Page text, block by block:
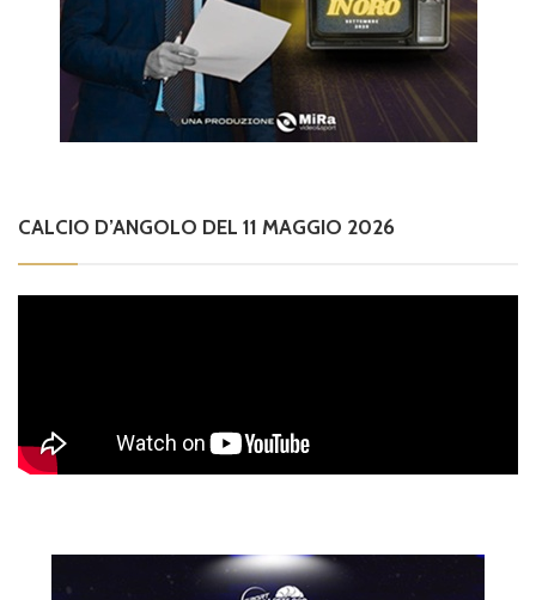
CALCIO D’ANGOLO DEL 11 MAGGIO 2026